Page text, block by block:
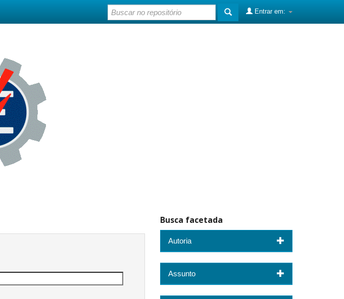
Entrar em:
Busca facetada
Autoria
Assunto